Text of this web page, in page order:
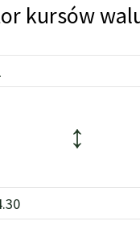
kursów
↕